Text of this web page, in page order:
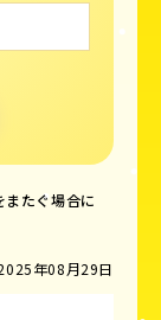
たぐ場合に
年08月29日